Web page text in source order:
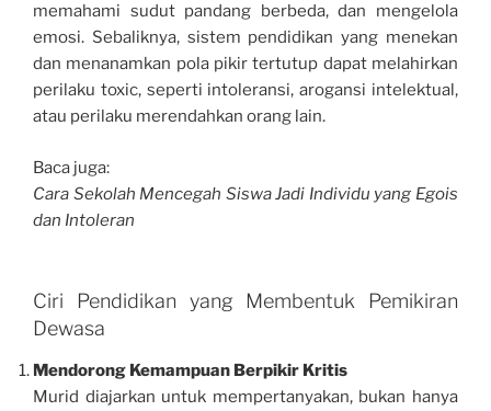
memahami sudut pandang berbeda, dan mengelola
emosi. Sebaliknya, sistem pendidikan yang menekan
dan menanamkan pola pikir tertutup dapat melahirkan
perilaku toxic, seperti intoleransi, arogansi intelektual,
atau perilaku merendahkan orang lain.
Baca juga:
Cara Sekolah Mencegah Siswa Jadi Individu yang Egois
dan Intoleran
Ciri Pendidikan yang Membentuk Pemikiran
Dewasa
Mendorong Kemampuan Berpikir Kritis
Murid diajarkan untuk mempertanyakan, bukan hanya